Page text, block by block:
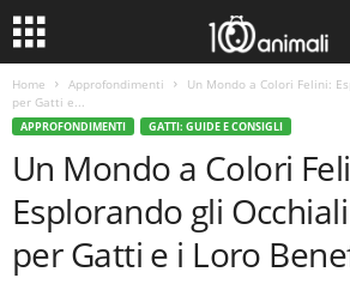
Home Approfondimenti
Un Mondo a Colori Felini:
per Gatti e...
APPROFONDIMENTI GATTI: GUIDE E CONSIGLI
Un Mondo a Colori
Esplorando gli
per Gatti e i Loro